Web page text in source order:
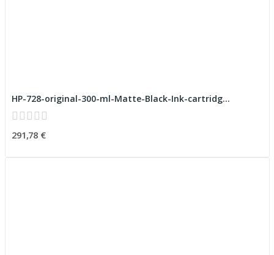
HP-728-original-300-ml-Matte-Black-Ink-cartridg...
291,78 €